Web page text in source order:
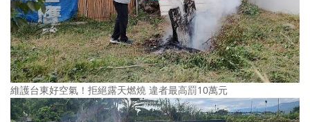
維護台東好空氣！拒絕露天燃燒 違者最高罰10萬元